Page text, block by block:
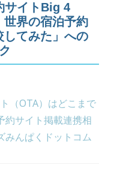
サイトBig 4
界の宿泊予約
してみた」への
（OTA）はどこまで
約サイト掲載連携相
みんぱくドットコム